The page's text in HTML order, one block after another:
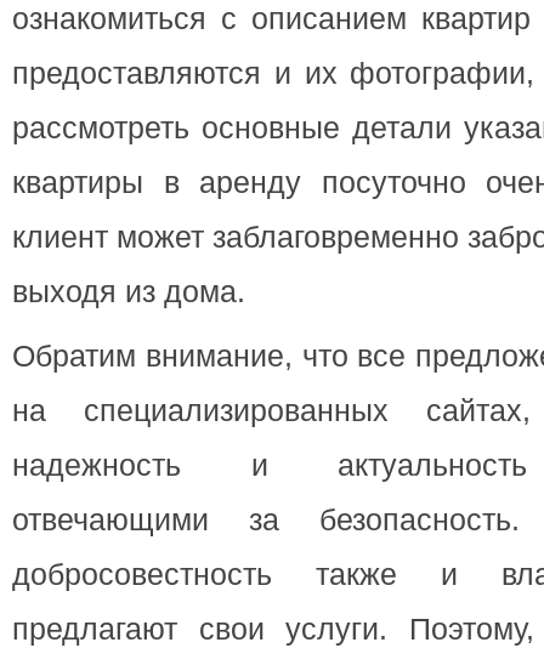
ознакомиться с описанием
предоставляются и их
рассмотреть основные детали
квартиры в аренду посуточно
клиент может заблаговременно
выходя из дома.
Обратим внимание, что все
на специализированных
надежность и актуальность
отвечающими за
добросовестность также и
предлагают свои услуги.